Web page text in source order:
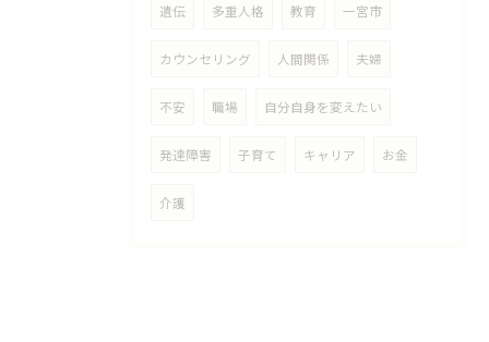
遺伝 多重人格 教育 一宮市
カウンセリング 人間関係 夫婦
不安 職場 自分自身を変えたい
発達障害 子育て キャリア お金
介護